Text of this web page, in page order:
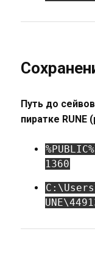
Путь до
пиратке RUNE
1360